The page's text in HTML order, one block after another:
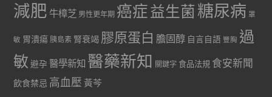
減肥 牛樟芝 男性更年期 癌症益生菌 糖尿病 罩
敏 胃潰瘍 胰島素 腎衰竭 膠原蛋白 膽固醇 自言自語 豐胸 過
敏 避孕 醫學新知 醫藥新知 關鍵字 食品法規 食安新聞
飲食禁忌 高血壓 黃芩